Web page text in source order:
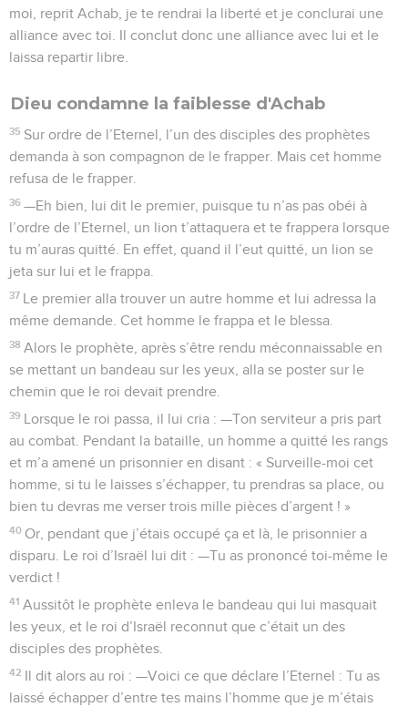
moi, reprit Achab, je te rendrai la liberté et je conclurai une
alliance avec toi. Il conclut donc une alliance avec lui et le
laissa repartir libre.
Dieu condamne la faiblesse d'Achab
35 Sur ordre de l’Eternel, l’un des disciples des prophètes
demanda à son compagnon de le frapper. Mais cet homme
refusa de le frapper.
36 —Eh bien, lui dit le premier, puisque tu n’as pas obéi à
l’ordre de l’Eternel, un lion t’attaquera et te frappera lorsque
tu m’auras quitté. En effet, quand il l’eut quitté, un lion se
jeta sur lui et le frappa.
37 Le premier alla trouver un autre homme et lui adressa la
même demande. Cet homme le frappa et le blessa.
38 Alors le prophète, après s’être rendu méconnaissable en
se mettant un bandeau sur les yeux, alla se poster sur le
chemin que le roi devait prendre.
39 Lorsque le roi passa, il lui cria : —Ton serviteur a pris part
au combat. Pendant la bataille, un homme a quitté les rangs
et m’a amené un prisonnier en disant : « Surveille-moi cet
homme, si tu le laisses s’échapper, tu prendras sa place, ou
bien tu devras me verser trois mille pièces d’argent ! »
40 Or, pendant que j’étais occupé ça et là, le prisonnier a
disparu. Le roi d’Israël lui dit : —Tu as prononcé toi-même le
verdict !
41 Aussitôt le prophète enleva le bandeau qui lui masquait
les yeux, et le roi d’Israël reconnut que c’était un des
disciples des prophètes.
42 Il dit alors au roi : —Voici ce que déclare l’Eternel : Tu as
laissé échapper d’entre tes mains l’homme que je m’étais